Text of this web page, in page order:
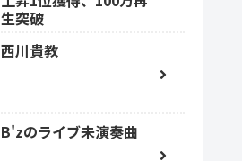
生突破
西川貴教
B'zのライブ未演奏曲